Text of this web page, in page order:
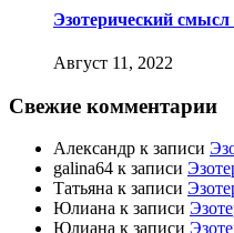
Эзотерический
Август 11, 2022
Свежие комментарии
Александр к записи
galina64 к записи
Татьяна к записи
Юлиана к записи
Юлиана к записи